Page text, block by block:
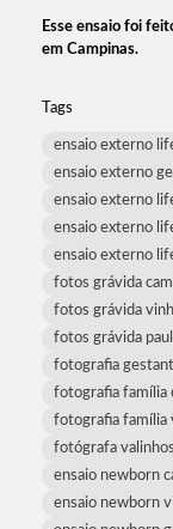
Esse ensaio foi
em Campinas.
Tags
ensaio externo
ensaio externo
ensaio externo
ensaio externo
ensaio externo
fotos grávida
fotos grávida
fotos grávida
fotografia
fotografia família
fotografia família
fotógrafa valinhos
ensaio newborn
ensaio newborn